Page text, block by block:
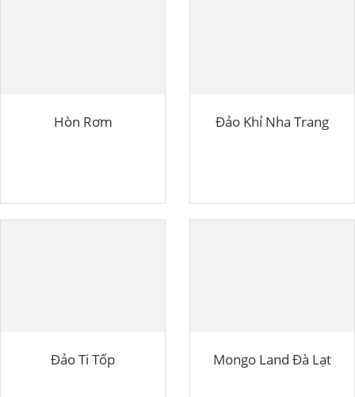
Hòn Rơm Đảo Khỉ Nha Trang
Đảo Ti Tốp Mongo Land Đà Lạt